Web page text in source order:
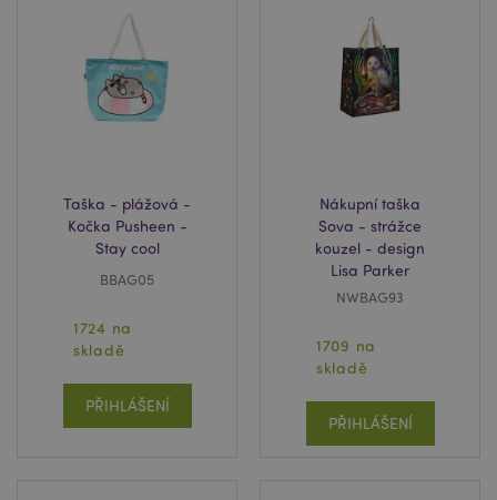
Taška - plážová -
Kočka Pusheen -
Stay cool
BBAG05
1724 na
skladě
PŘIHLÁŠENÍ
Nákupní taška
Sova - strážce
kouzel - design
Lisa Parker
NWBAG93
1709 na
skladě
PŘIHLÁŠENÍ